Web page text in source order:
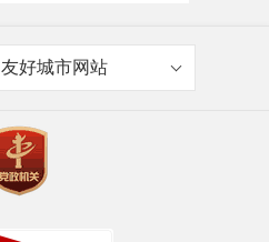
友好城市网站